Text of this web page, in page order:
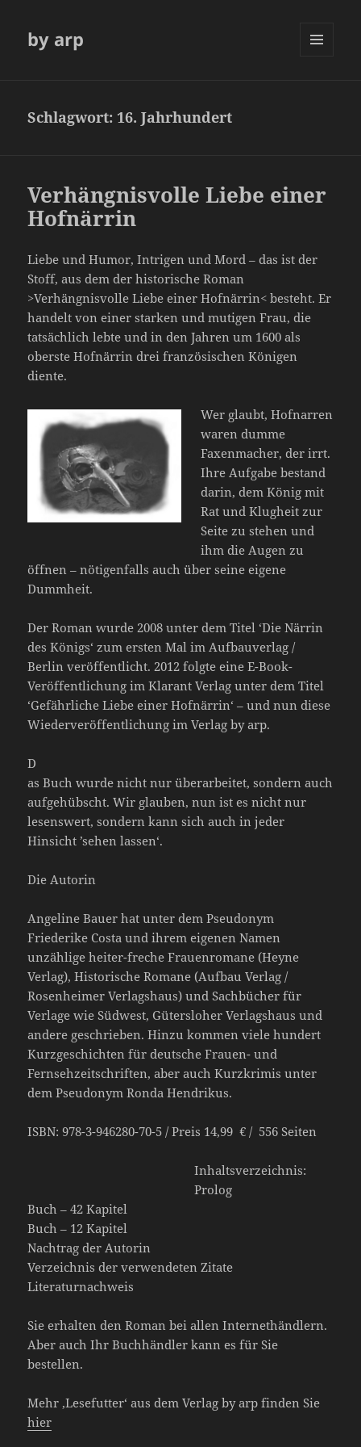
by arp
Schlagwort: 16. Jahrhundert
Verhängnisvolle Liebe einer
Hofnärrin
Liebe und Humor, Intrigen und Mord – das ist der
Stoff, aus dem der historische Roman
>Verhängnisvolle Liebe einer Hofnärrin< besteht. Er
handelt von einer starken und mutigen Frau, die
tatsächlich lebte und in den Jahren um 1600 als
oberste Hofnärrin drei französischen Königen
diente.
Wer glaubt, Hofnarren
waren dumme
Faxenmacher, der irrt.
Ihre Aufgabe bestand
darin, dem König mit
Rat und Klugheit zur
Seite zu stehen und
ihm die Augen zu
öffnen – nötigenfalls auch über seine eigene
Dummheit.
Der Roman wurde 2008 unter dem Titel ‘Die Närrin
des Königs‘ zum ersten Mal im Aufbauverlag /
Berlin veröffentlicht. 2012 folgte eine E-Book-
Veröffentlichung im Klarant Verlag unter dem Titel
‘Gefährliche Liebe einer Hofnärrin‘ – und nun diese
Wiederveröffentlichung im Verlag by arp.
D
as Buch wurde nicht nur überarbeitet, sondern auch
aufgehübscht. Wir glauben, nun ist es nicht nur
lesenswert, sondern kann sich auch in jeder
Hinsicht ’sehen lassen‘.
Die Autorin
Angeline Bauer hat unter dem Pseudonym
Friederike Costa und ihrem eigenen Namen
unzählige heiter-freche Frauenromane (Heyne
Verlag), Historische Romane (Aufbau Verlag /
Rosenheimer Verlagshaus) und Sachbücher für
Verlage wie Südwest, Gütersloher Verlagshaus und
andere geschrieben. Hinzu kommen viele hundert
Kurzgeschichten für deutsche Frauen- und
Fernsehzeitschriften, aber auch Kurzkrimis unter
dem Pseudonym Ronda Hendrikus.
ISBN: 978-3-946280-70-5 / Preis 14,99 € / 556 Seiten
Inhaltsverzeichnis:
Prolog
Buch – 42 Kapitel
Buch – 12 Kapitel
Nachtrag der Autorin
Verzeichnis der verwendeten Zitate
Literaturnachweis
Sie erhalten den Roman bei allen Internethändlern.
Aber auch Ihr Buchhändler kann es für Sie
bestellen.
Mehr ‚Lesefutter‘ aus dem Verlag by arp finden Sie
hier